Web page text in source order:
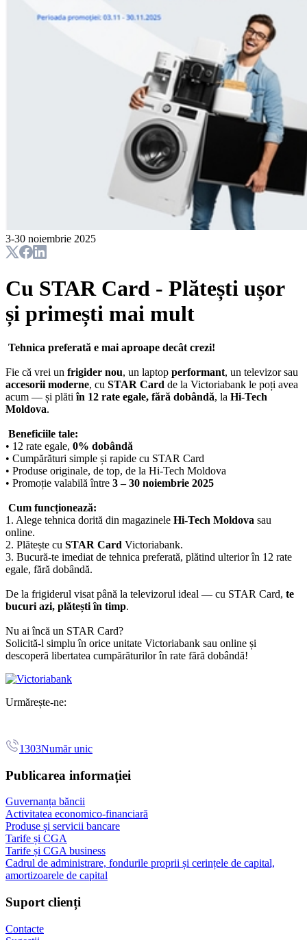
3-30 noiembrie 2025
Cu STAR Card - Plătești ușor
și primești mai mult
Tehnica preferată e mai aproape decât crezi!
Fie că vrei un frigider nou, un laptop performant, un televizor sau
accesorii moderne, cu STAR Card de la Victoriabank le poți avea
acum — și plătiîn 12 rate egale, fără dobândă, la Hi-Tech
Moldova.
Beneficiile tale:
• 12 rate egale, 0% dobândă
• Cumpărături simple și rapide cu STAR Card
• Produse originale, de top, de la Hi-Tech Moldova
• Promoție valabilă între 3 – 30 noiembrie 2025
Cum funcționează:
1. Alege tehnica dorită din magazinele Hi-Tech Moldova sau
online.
2. Plătește cu STAR Card Victoriabank.
3. Bucură-te imediat de tehnica preferată, plătind ulterior în 12 rate
egale, fără dobândă.
De la frigiderul visat până la televizorul ideal — cu STAR Card, te
bucuri azi, plătești în timp.
Nu ai încă un STAR Card?
Solicită-l simplu în orice unitate Victoriabank sau online și
descoperă libertatea cumpărăturilor în rate fără dobândă!
Urmărește-ne:
1303Număr unic
Publicarea informației
Guvernanța băncii
Activitatea economico-financiară
Produse și servicii bancare
Tarife și CGA
Tarife și CGA business
Cadrul de administrare, fondurile proprii și cerințele de capital,
amortizoarele de capital
Suport clienți
Contacte